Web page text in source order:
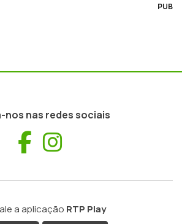
PUB
nos nas redes sociais
Facebook
a aplicação RTP Play